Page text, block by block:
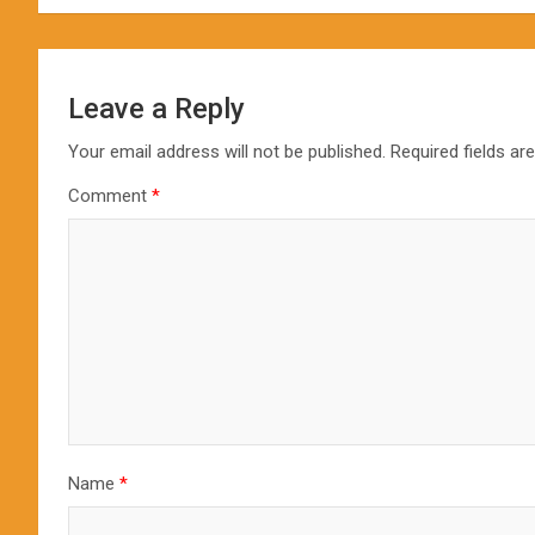
Leave a Reply
Your email address will not be published. Required fields
Comment *
Name *